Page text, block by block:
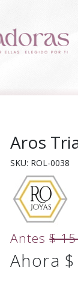
Aros
SKU: ROL-0038
Antes$
Ahora